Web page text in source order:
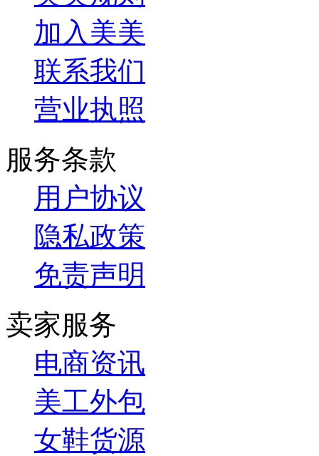
加入美美
联系我们
营业执照
服务条款
用户协议
隐私政策
免责声明
卖家服务
电商资讯
美工外包
女鞋货源